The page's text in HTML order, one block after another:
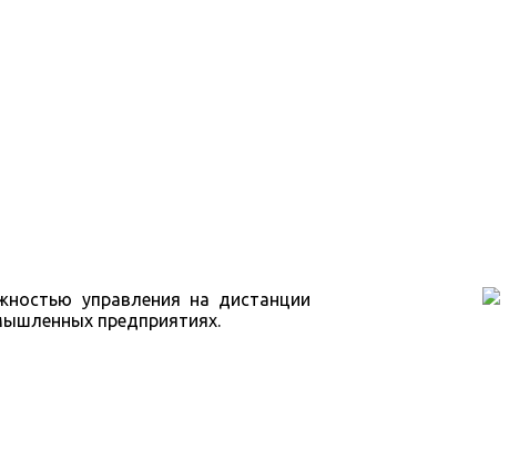
управления на дистанции
предприятиях.